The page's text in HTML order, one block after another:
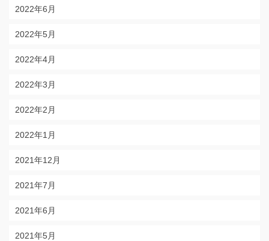
2022年6月
2022年5月
2022年4月
2022年3月
2022年2月
2022年1月
2021年12月
2021年7月
2021年6月
2021年5月